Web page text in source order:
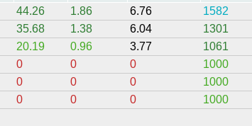
44.26 1.86 6.76
1582
35.68 1.38 6.04
1301
20.19 0.96 3.77
1061
0 0 0
1000
0 0 0
1000
0 0 0 1000